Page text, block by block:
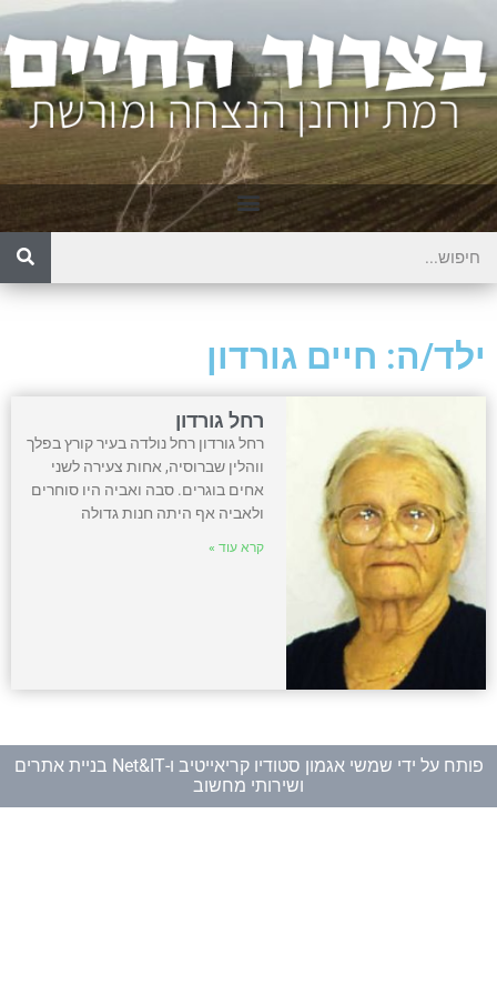
ילד/ה: חיים גורדון
רחל גורדון
רחל גורדון רחל נולדה בעיר קורץ בפלך
ווהלין שברוסיה, אחות צעירה לשני
אחים בוגרים. סבה ואביה היו סוחרים
ולאביה אף היתה חנות גדולה
קרא עוד »
פותח על ידי שמשי אגמון סטודיו קריאייטיב ו-
Net&IT בניית אתרים
ושירותי מחשוב